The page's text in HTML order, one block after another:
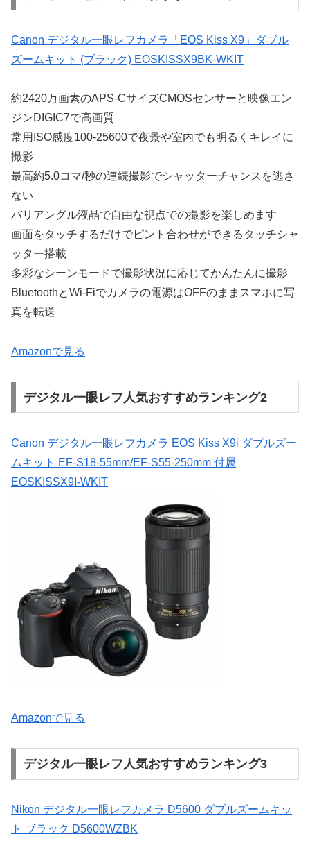
Canon デジタル一眼レフカメラ「EOS Kiss X9」ダブル
ズームキット (ブラック) EOSKISSX9BK-WKIT
約2420万画素のAPS-CサイズCMOSセンサーと映像エン
ジンDIGIC7で高画質
常用ISO感度100-25600で夜景や室内でも明るくキレイに
撮影
最高約5.0コマ/秒の連続撮影でシャッターチャンスを逃さ
ない
バリアングル液晶で自由な視点での撮影を楽しめます
画面をタッチするだけでピント合わせができるタッチシャ
ッター搭載
多彩なシーンモードで撮影状況に応じてかんたんに撮影
BluetoothとWi-Fiでカメラの電源はOFFのままスマホに写
真を転送
Amazonで見る
デジタル一眼レフ人気おすすめランキング2
Canon デジタル一眼レフカメラ EOS Kiss X9i ダブルズー
ムキット EF-S18-55mm/EF-S55-250mm 付属
EOSKISSX9I-WKIT
Amazonで見る
デジタル一眼レフ人気おすすめランキング3
Nikon デジタル一眼レフカメラ D5600 ダブルズームキッ
ト ブラック D5600WZBK